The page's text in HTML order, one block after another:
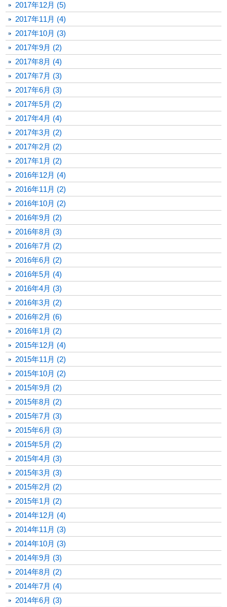
2017年12月 (5)
2017年11月 (4)
2017年10月 (3)
2017年9月 (2)
2017年8月 (4)
2017年7月 (3)
2017年6月 (3)
2017年5月 (2)
2017年4月 (4)
2017年3月 (2)
2017年2月 (2)
2017年1月 (2)
2016年12月 (4)
2016年11月 (2)
2016年10月 (2)
2016年9月 (2)
2016年8月 (3)
2016年7月 (2)
2016年6月 (2)
2016年5月 (4)
2016年4月 (3)
2016年3月 (2)
2016年2月 (6)
2016年1月 (2)
2015年12月 (4)
2015年11月 (2)
2015年10月 (2)
2015年9月 (2)
2015年8月 (2)
2015年7月 (3)
2015年6月 (3)
2015年5月 (2)
2015年4月 (3)
2015年3月 (3)
2015年2月 (2)
2015年1月 (2)
2014年12月 (4)
2014年11月 (3)
2014年10月 (3)
2014年9月 (3)
2014年8月 (2)
2014年7月 (4)
2014年6月 (3)